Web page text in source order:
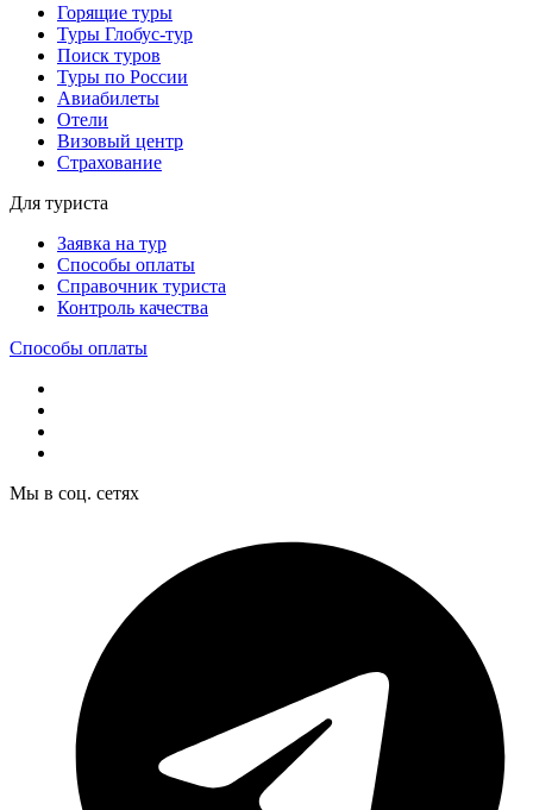
Горящие туры
Туры Глобус-тур
Поиск туров
Туры по России
Авиабилеты
Отели
Визовый центр
Страхование
Для туриста
Заявка на тур
Способы оплаты
Справочник туриста
Контроль качества
Способы оплаты
Мы в соц. сетях